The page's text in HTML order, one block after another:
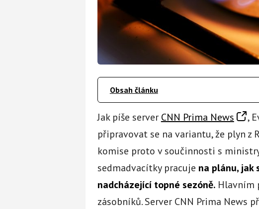
Obsah článku
Jak píše server CNN Prima News
,
připravovat se na variantu, že plyn z
komise proto v součinnosti s
sedmadvacítky pracuje na plánu, jak
nadcházející topné sezóně. Hlavním
zásobníků. Server CNN Prima News